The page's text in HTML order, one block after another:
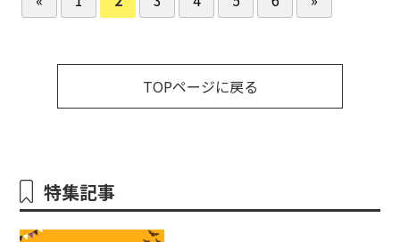
TOPページに戻る
特集記事